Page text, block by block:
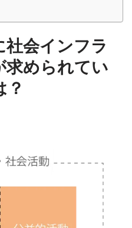
会インフラ
求められてい
？